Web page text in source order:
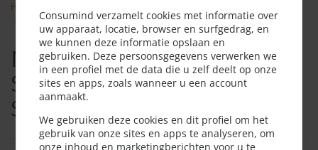
Home
Nieuwe Coalitie Schrapt Salderingsregeling Sneller dan Verwacht
Nieuwe Coalitie Schrapt
Salderingsregeling
Sneller dan Verwacht
Consumind verzamelt cookies met informatie over
uw apparaat, locatie, browser en surfgedrag, en
we kunnen deze informatie opslaan en
gebruiken. Deze persoonsgegevens verwerken we
in een profiel met de data die u zelf deelt op onze
sites en apps, zoals wanneer u een account
aanmaakt.
We gebruiken deze cookies en dit profiel om het
gebruik van onze sites en apps te analyseren, om
onze inhoud en marketingberichten voor u te